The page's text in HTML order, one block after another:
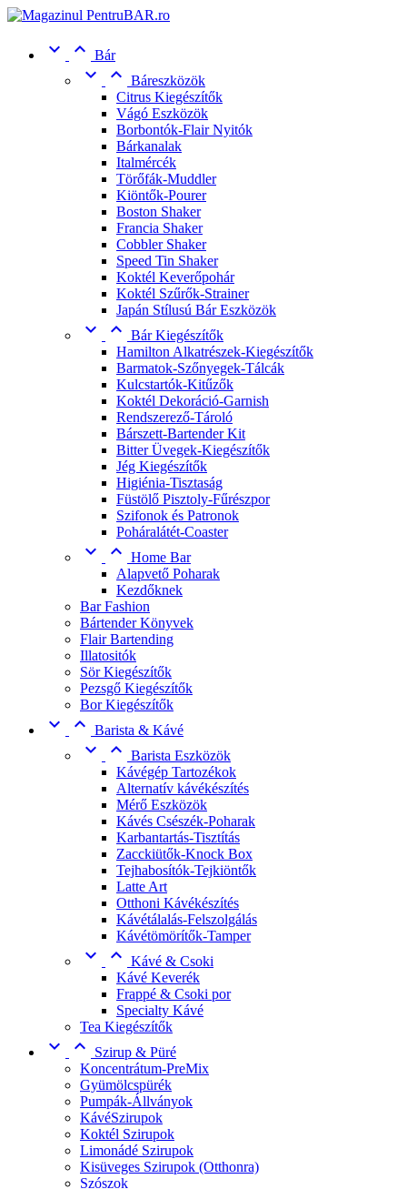
  Bár
  Báreszközök
Citrus Kiegészítők
Vágó Eszközök
Borbontók-Flair Nyitók
Bárkanalak
Italmércék
Törőfák-Muddler
Kiöntők-Pourer
Boston Shaker
Francia Shaker
Cobbler Shaker
Speed Tin Shaker
Koktél Keverőpohár
Koktél Szűrők-Strainer
Japán Stílusú Bár Eszközök
  Bár Kiegészítők
Hamilton Alkatrészek-Kiegészítők
Barmatok-Szőnyegek-Tálcák
Kulcstartók-Kitűzők
Koktél Dekoráció-Garnish
Rendszerező-Tároló
Bárszett-Bartender Kit
Bitter Üvegek-Kiegészítők
Jég Kiegészítők
Higiénia-Tisztaság
Füstölő Pisztoly-Fűrészpor
Szifonok és Patronok
Poháralátét-Coaster
  Home Bar
Alapvető Poharak
Kezdőknek
Bar Fashion
Bártender Könyvek
Flair Bartending
Illatositók
Sör Kiegészítők
Pezsgő Kiegészítők
Bor Kiegészítők
  Barista & Kávé
  Barista Eszközök
Kávégép Tartozékok
Alternatív kávékészítés
Mérő Eszközök
Kávés Csészék-Poharak
Karbantartás-Tisztítás
Zacckiütők-Knock Box
Tejhabosítók-Tejkiöntők
Latte Art
Otthoni Kávékészítés
Kávétálalás-Felszolgálás
Kávétömörítők-Tamper
  Kávé & Csoki
Kávé Keverék
Frappé & Csoki por
Specialty Kávé
Tea Kiegészítők
 
Szirup & Püré
Koncentrátum-PreMix
Gyümölcspürék
Pumpák-Állványok
KávéSzirupok
Koktél Szirupok
Limonádé Szirupok
Kisüveges Szirupok (Otthonra)
Szószok